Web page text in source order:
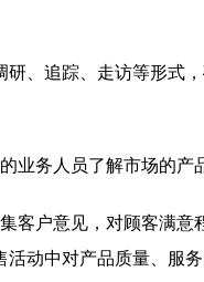
、追踪、走访等形式
业务人员了解市场的产
客户意见，对顾客满
动中对产品质量、服